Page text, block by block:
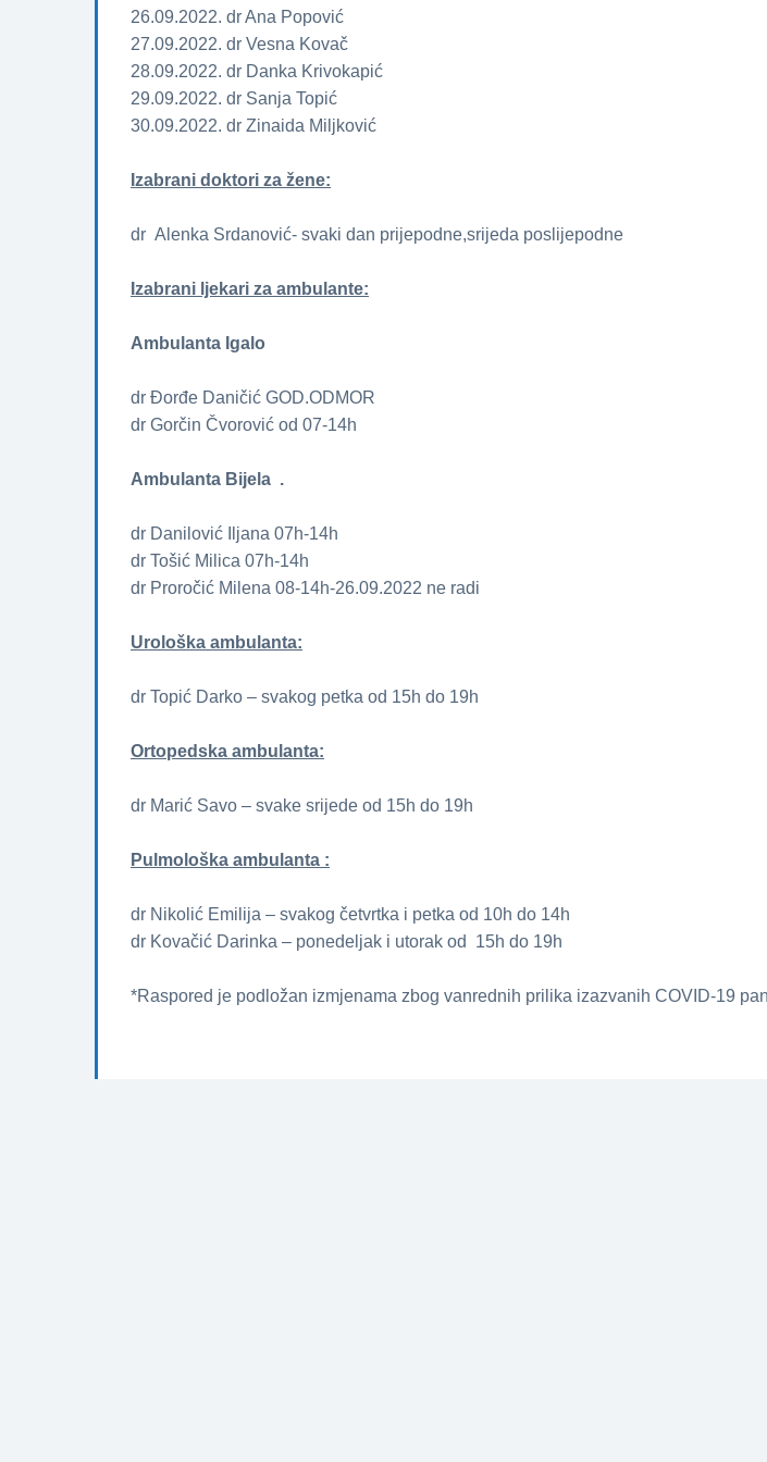
26.09.2022. dr Ana Popović
27.09.2022. dr Vesna Kovač
28.09.2022. dr Danka Krivokapić
29.09.2022. dr Sanja Topić
30.09.2022. dr Zinaida Miljković
Izabrani doktori za žene­­:
dr Alenka Srdanović- svaki dan prijepodne,srijeda poslijepodne
Izabrani ljekari za ambulante:
Ambulanta Igalo
dr Đorđe Daničić GOD.ODMOR
dr Gorčin Čvorović od 07-14h
Ambulanta Bijela .
dr Danilović Iljana 07h-14h
dr Tošić Milica 07h-14h
dr Proročić Milena 08-14h-26.09.2022 ne radi
Urološka ambulanta:
dr Topić Darko – svakog petka od 15h do 19h
Ortopedska ambulanta:
dr Marić Savo – svake srijede od 15h do 19h
Pulmološka ambulanta :
dr Nikolić Emilija – svakog četvrtka i petka od 10h do 14h
dr Kovačić Darinka – ponedeljak i utorak od 15h do 19h
*Raspored je podložan izmjenama zbog vanrednih prilika izazvanih COVID-19